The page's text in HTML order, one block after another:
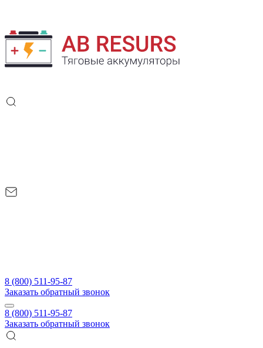
8 (800) 511-95-87
Заказать обратный звонок
8 (800) 511-95-87
Заказать обратный звонок